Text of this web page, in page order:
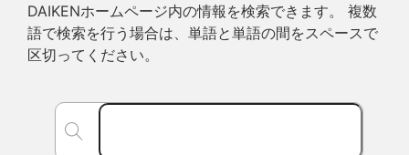
DAIKENホームページ内の情報を検索できます。 複数
語で検索を行う場合は、単語と単語の間をスペースで
区切ってください。